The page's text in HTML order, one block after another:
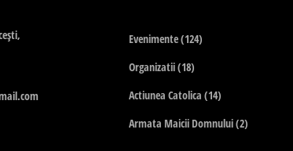
Evenimente(124)
Organizatii(18)
Actiunea Catolica (14)
Armata Maicii Domnului(2)